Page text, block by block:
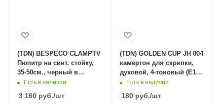
(TDN) BESPECO CLAMPTV
Пюпитр на синт. стойку,
35-50см., черный в
Владивостоке (срок
Есть в наличии
3 160 руб./шт
(TDN) GOLDEN CUP JH 004
камертон для скрипки,
духовой, 4-тоновый (E1,
A2, D3, G4) в
доставки индивидуален)
Есть в наличии
180руб./шт